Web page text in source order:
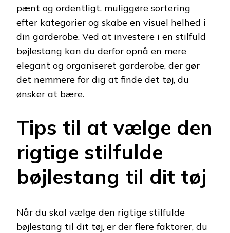
pænt og ordentligt, muliggøre sortering
efter kategorier og skabe en visuel helhed i
din garderobe. Ved at investere i en stilfuld
bøjlestang kan du derfor opnå en mere
elegant og organiseret garderobe, der gør
det nemmere for dig at finde det tøj, du
ønsker at bære.
Tips til at vælge den
rigtige stilfulde
bøjlestang til dit tøj
Når du skal vælge den rigtige stilfulde
bøjlestang til dit tøj, er der flere faktorer, du